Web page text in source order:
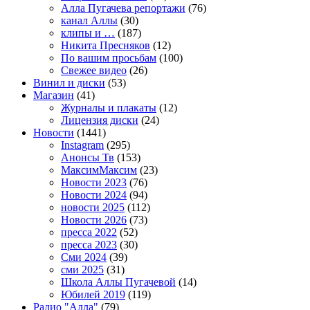
Алла Пугачева репортажи (76)
канал Аллы (30)
клипы и … (187)
Никита Пресняков (12)
По вашим просьбам (100)
Свежее видео (26)
Винил и диски (53)
Магазин (41)
Журналы и плакаты (12)
Лицензия диски (24)
Новости (1441)
Instagram (295)
Анонсы Тв (153)
МаксимМаксим (23)
Новости 2023 (76)
Новости 2024 (94)
новости 2025 (112)
Новости 2026 (73)
пресса 2022 (52)
пресса 2023 (30)
Сми 2024 (39)
сми 2025 (31)
Школа Аллы Пугачевой (14)
Юбилей 2019 (119)
Радио "Алла" (79)